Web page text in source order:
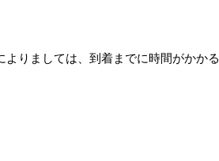
りましては、到着までに時間がかかる